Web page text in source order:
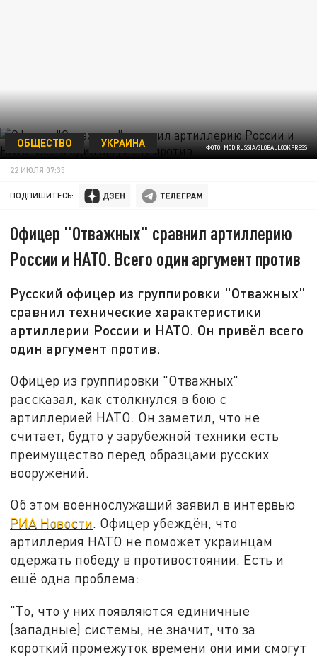
ФОТО: MOD RUSSIA/GLOBALLOOKPRESS
ОБЩЕСТВО УКРАИНА
22 ИЮЛЯ 07:35
ПОДПИШИТЕСЬ:
Офицер "Отважных" сравнил артиллерию
России и НАТО. Всего один аргумент против
Русский офицер из группировки "Отважных"
сравнил технические характеристики
артиллерии России и НАТО. Он привёл всего
один аргумент против.
Офицер из группировки "Отважных"
рассказал, как столкнулся в бою с
артиллерией НАТО. Он заметил, что не
считает, будто у зарубежной техники есть
преимущество перед образцами русских
вооружений.
Об этом военнослужащий заявил в интервью
РИА Новости. Офицер убеждён, что
артиллерия НАТО не поможет украинцам
одержать победу в противостоянии. Есть и
ещё одна проблема:
"То, что у них появляются единичные
(западные) системы, не значит, что за
короткий промежуток времени они ими смогут